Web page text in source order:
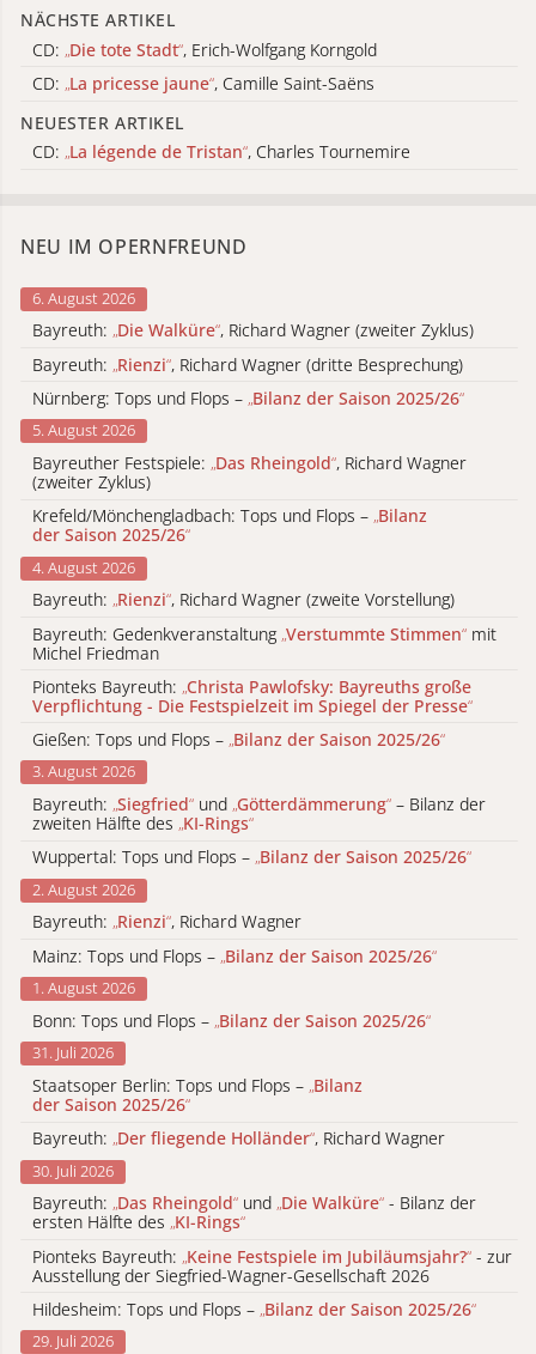
NÄCHSTE ARTIKEL
CD: „Die tote Stadt“, Erich-Wolfgang Korngold
CD: „La pricesse jaune“, Camille Saint-Saëns
NEUESTER ARTIKEL
CD: „La légende de Tristan“, Charles Tournemire
NEU IM OPERNFREUND
6. August 2026
Bayreuth: „Die Walküre“, Richard Wagner (zweiter Zyklus)
Bayreuth: „Rienzi“, Richard Wagner (dritte Besprechung)
Nürnberg: Tops und Flops – „Bilanz der Saison 2025/26“
5. August 2026
Bayreuther Festspiele: „Das Rheingold“, Richard Wagner
(zweiter Zyklus)
Krefeld/Mönchengladbach: Tops und Flops – „Bilanz
der Saison 2025/26“
4. August 2026
Bayreuth: „Rienzi“, Richard Wagner (zweite Vorstellung)
Bayreuth: Gedenkveranstaltung „Verstummte Stimmen“ mit
Michel Friedman
Pionteks Bayreuth: „Christa Pawlofsky: Bayreuths große
Verpflichtung - Die Festspielzeit im Spiegel der Presse“
Gießen: Tops und Flops – „Bilanz der Saison 2025/26“
3. August 2026
Bayreuth: „Siegfried“ und „Götterdämmerung“ – Bilanz der
zweiten Hälfte des „KI-Rings“
Wuppertal: Tops und Flops – „Bilanz der Saison 2025/26“
2. August 2026
Bayreuth: „Rienzi“, Richard Wagner
Mainz: Tops und Flops – „Bilanz der Saison 2025/26“
1. August 2026
Bonn: Tops und Flops – „Bilanz der Saison 2025/26“
31. Juli 2026
Staatsoper Berlin: Tops und Flops – „Bilanz
der Saison 2025/26“
Bayreuth: „Der fliegende Holländer“, Richard Wagner
30. Juli 2026
Bayreuth: „Das Rheingold“ und „Die Walküre“ - Bilanz der
ersten Hälfte des „KI-Rings“
Pionteks Bayreuth: „Keine Festspiele im Jubiläumsjahr?“ - zur
Ausstellung der Siegfried-Wagner-Gesellschaft 2026
Hildesheim: Tops und Flops – „Bilanz der Saison 2025/26“
29. Juli 2026